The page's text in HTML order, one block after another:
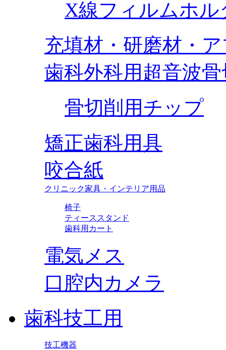
X線フィルムホル
充填材・研磨材・
歯科外科用超音波
骨切削用チップ
矯正歯科用具
咬合紙
クリニック家具・インテリア用品
椅子
ティーススタンド
歯科用カート
電気メス
口腔内カメラ
歯科技工用
技工機器